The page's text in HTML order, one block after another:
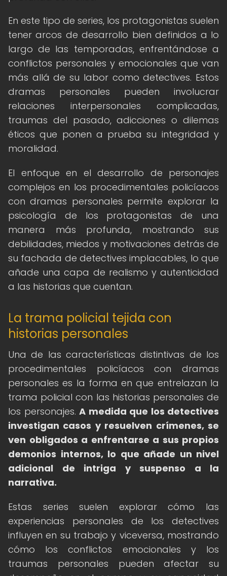
En este tipo de series, los protagonistas suelen
tener arcos de desarrollo bien definidos a lo
largo de las temporadas, enfrentándose a
conflictos personales y emocionales que van
más allá de su labor como detectives. Estos
dramas personales pueden involucrar
relaciones interpersonales complicadas,
traumas del pasado, adicciones o dilemas
éticos que ponen a prueba su integridad y
moralidad.
El enfoque en el desarrollo de personajes
complejos en los procedimentales policíacos
con dramas personales permite explorar la
psicología de los protagonistas de una
manera más profunda, mostrando sus
debilidades, miedos y motivaciones detrás de
su fachada de detectives implacables, lo que
añade una capa de realismo y autenticidad
a las historias que cuentan.
La trama policial tejida con
historias personales
Una de las características distintivas de los
procedimentales policíacos con dramas
personales es la forma en que entrelazan la
trama policial con las historias personales de
los personajes. A medida que los detectives
investigan casos y resuelven crímenes, se
ven obligados a enfrentarse a sus propios
demonios internos, lo que añade un nivel
adicional de intriga y suspenso a la
narrativa.
Estas series suelen explorar cómo las
experiencias personales de los detectives
influyen en su trabajo y viceversa, mostrando
cómo los conflictos emocionales y los
traumas personales pueden afectar su